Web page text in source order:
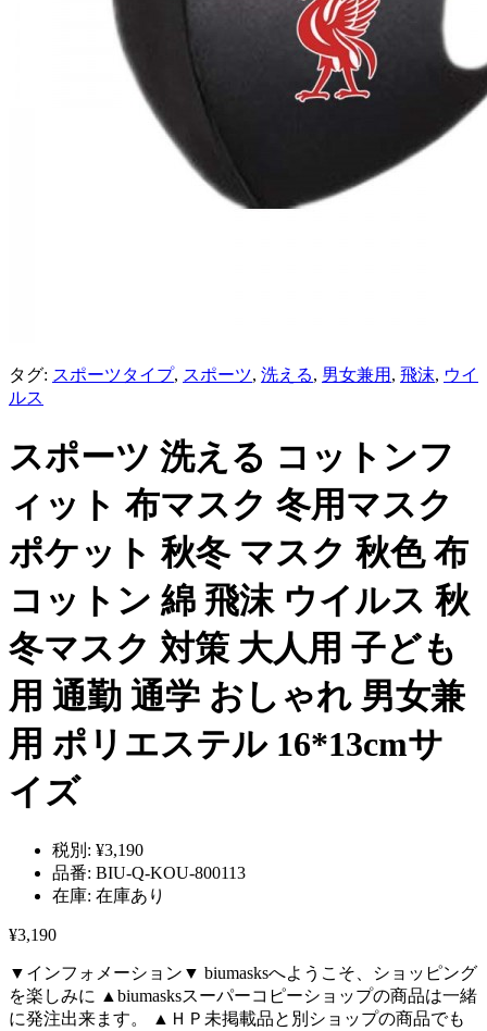
タグ: スポーツタイプ, スポーツ, 洗える, 男女兼用 , 飛沫, ウイ
ルス
スポーツ 洗える コットンフ
ィット 布マスク 冬用マスク
ポケット 秋冬 マスク 秋色 布
コットン 綿 飛沫 ウイルス 秋
冬マスク 対策 大人用 子ども
用 通勤 通学 おしゃれ 男女兼
用 ポリエステル 16*13cmサ
イズ
税別: ¥3,190
品番: BIU-Q-KOU-800113
在庫: 在庫あり
¥3,190
▼インフォメーション▼ biumasksへようこそ、ショッピング
を楽しみに ▲biumasksスーパーコピーショップの商品は一緒
に発注出来ます。 ▲ＨＰ未掲載品と別ショップの商品でも